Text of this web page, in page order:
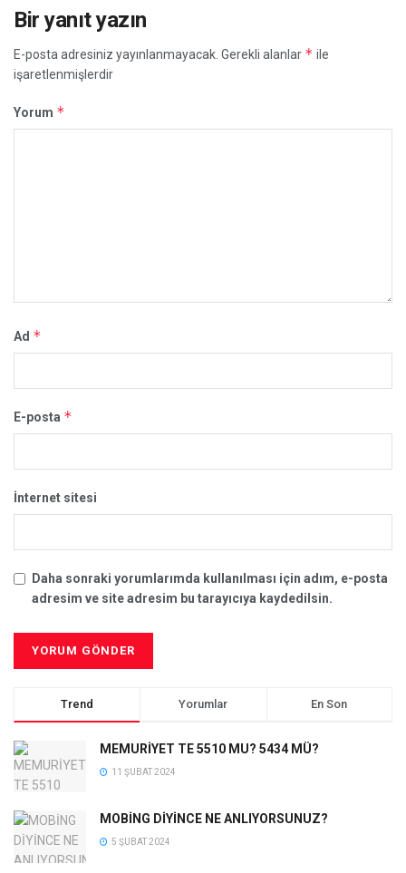
Bir yanıt yazın
E-posta adresiniz yayınlanmayacak. Gerekli alanlar * ile
işaretlenmişlerdir
Yorum *
Ad *
E-posta *
İnternet sitesi
Daha sonraki yorumlarımda kullanılması için adım, e-posta
adresim ve site adresim bu tarayıcıya kaydedilsin.
Trend Yorumlar En Son
MEMURİYET TE 5510 MU? 5434 MÜ?
11 ŞUBAT 2024
MOBİNG DİYİNCE NE ANLIYORSUNUZ?
5 ŞUBAT 2024